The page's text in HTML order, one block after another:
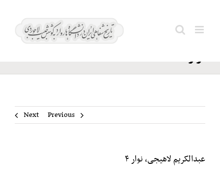
لاهیجی،
نوار ۴
Previous
Next
عبدالکریم لاهیجی، نوار ۴